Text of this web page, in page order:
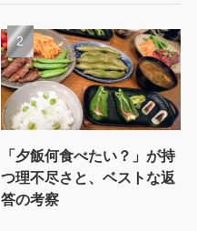
「夕飯何食べたい？」が持
つ理不尽さと、ベストな返
答の考察